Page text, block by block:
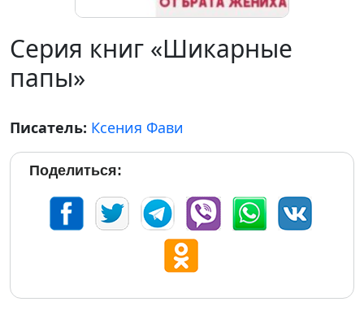
Серия книг «Шикарные
папы»
Писатель: Ксения Фави
Поделиться: